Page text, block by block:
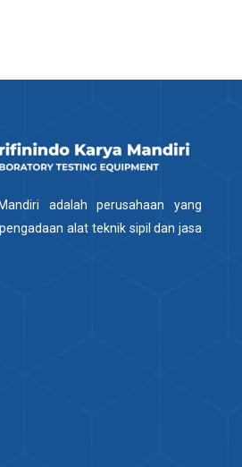
adalah perusahaan yang
alat teknik sipil dan jasa